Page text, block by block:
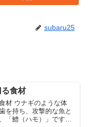
subaru25
食材
材 ウナギのような体
を持ち、攻撃的な魚と
「鱧（ハモ）」です。